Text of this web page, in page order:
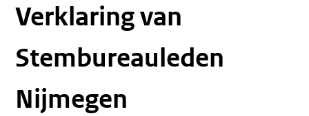
Verklaring van
Stembureauleden
Nijmegen